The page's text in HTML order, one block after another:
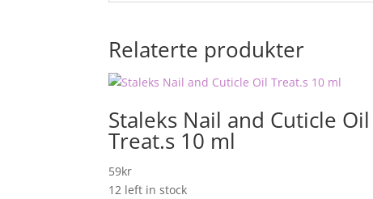
Relaterte produkter
Staleks Nail and Cuticle Oil
Treat.s 10 ml
59kr
12 left in stock